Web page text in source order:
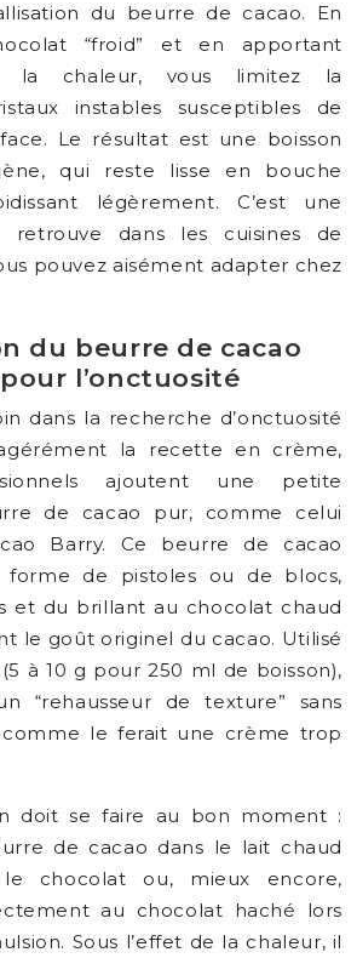
du beurre de cacao. En
“froid” et en apportant
la chaleur, vous limitez la
instables susceptibles de
Le résultat est une boisson
qui reste lisse en bouche
légèrement. C’est une
retrouve dans les cuisines de
pouvez aisément adapter chez
du beurre de cacao
l’onctuosité
dans la recherche d’onctuosité
la recette en crème,
ajoutent une petite
de cacao pur, comme celui
Barry. Ce beurre de cacao
forme de pistoles ou de blocs,
et du brillant au chocolat chaud
le goût originel du cacao. Utilisé
à 10 g pour 250 ml de boisson),
“rehausseur de texture” sans
le ferait une crème trop
doit se faire au bon moment :
de cacao dans le lait chaud
le chocolat ou, mieux encore,
au chocolat haché lors
Sous l’effet de la chaleur, il